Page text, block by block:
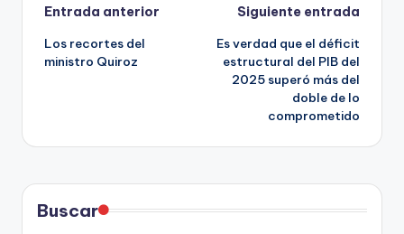
Navegación
de
Entrada anterior
Los recortes del
ministro Quiroz
Siguiente entrada
Es verdad que el déficit
estructural del PIB del
2025 superó más del
doble de lo
comprometido
Buscar